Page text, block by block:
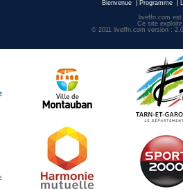
Bienvenue Programme
liveffn.com
Ce site
© 2011 liveffn.com version :